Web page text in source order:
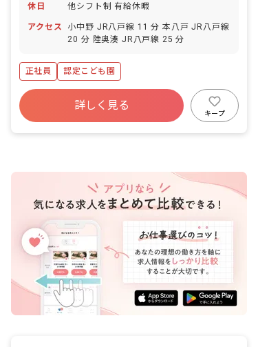
休日 他シフト制 有給休暇
アクセス
小中野 JR八戸線 11 分 本八戸 JR八戸線
20 分 陸奥湊 JR八戸線 25 分
正社員 認定こども園
詳しく見る
キープ